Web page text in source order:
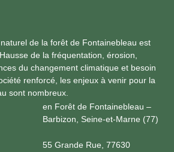
de la forêt de Fontainebleau est
de la fréquentation, érosion,
du changement climatique et besoin
renforcé, les enjeux à venir pour la
sont nombreux.
en Forêt de Fontainebleau –
Barbizon, Seine-et-Marne (77)
55 Grande Rue, 77630